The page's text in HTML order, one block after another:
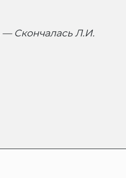
— Скончалась Л.И.